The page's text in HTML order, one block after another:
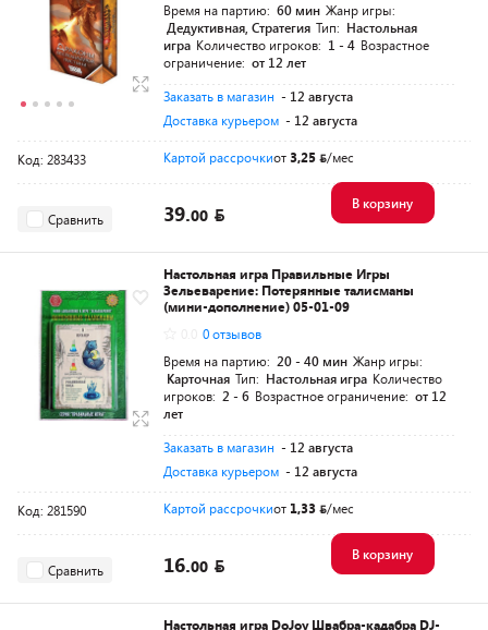
Время на партию: 60 мин Жанр игры:
Дедуктивная, Стратегия Тип: Настольная
игра Количество игроков: 1 - 4 Возрастное
ограничение: от 12 лет
Заказать в магазин - 12 августа
Доставка курьером - 12 августа
Код: 283433 Картой рассрочкиот3,25 /мес
Сравнить 39.00
В корзину
Настольная игра Правильные Игры
Зельеварение: Потерянные талисманы
(мини-дополнение) 05-01-09
0 отзывов
Время на партию: 20 - 40 мин Жанр игры:
Карточная Тип: Настольная игра Количество
игроков: 2 - 6 Возрастное ограничение: от 12
лет
Заказать в магазин - 12 августа
Доставка курьером - 12 августа
Код: 281590 Картой рассрочкиот 1,33 /мес
Сравнить 16.00
В корзину
Настольная игра DoJoy Швабра-кадабра DJ-